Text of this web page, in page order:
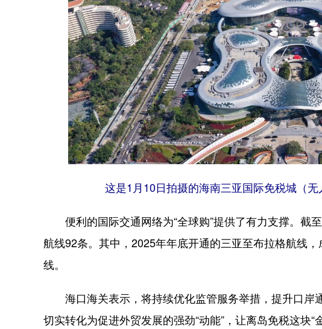
这是1月10日拍摄的海南三亚国际免税城（
便利的国际交通网络为“全球购”提供了有力支撑。截
航线92条。其中，2025年年底开通的三亚至布拉格航线
线。
海口海关表示，将持续优化监管服务举措，提升口岸
切实转化为促进外贸发展的强劲“动能”，让离岛免税这块“